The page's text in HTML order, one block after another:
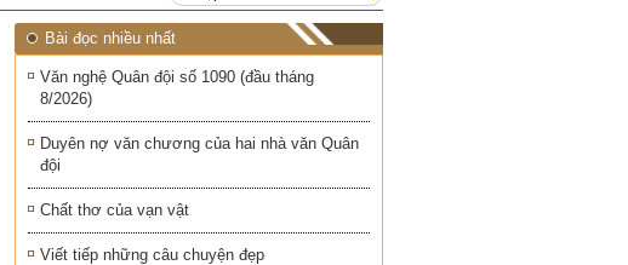
Bài đọc nhiều nhất
Văn nghệ Quân đội số 1090 (đầu tháng
8/2026)
Duyên nợ văn chương của hai nhà văn Quân
đội
Chất thơ của vạn vật
Viết tiếp những câu chuyện đẹp